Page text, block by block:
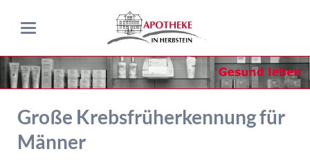
Große Krebsfrüherkennung für
Männer